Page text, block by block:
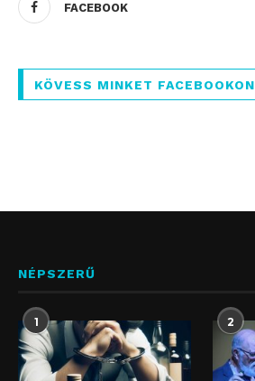
FACEBOOK
KÖVESS MINKET FACEBOOKON
NÉPSZERŰ
1 2